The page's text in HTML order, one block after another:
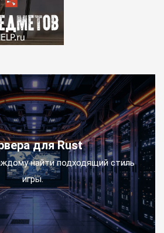
для Rust
найти подходящий стиль
игры.